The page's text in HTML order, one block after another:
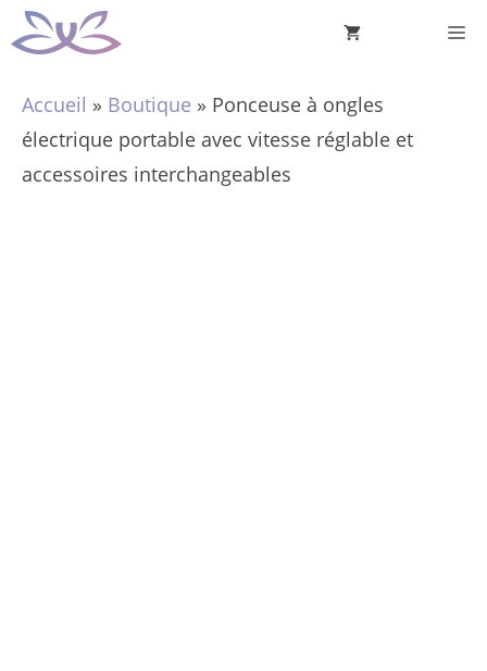
Aller
au
Accueil » Boutique » Ponceuse à ongles
électrique portable avec vitesse réglable et
accessoires interchangeables